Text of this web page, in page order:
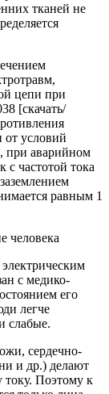
тканей не
цепи при
[скачать/
от условий
при аварийном
с частотой тока
равным 1
человека
с медико-
его
легче
слабые.
сердечно-
и др.) делают
току. Поэтому к